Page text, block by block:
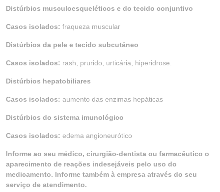
Distúrbios musculoesqueléticos e do tecido conjuntivo
Casos isolados: fraqueza muscular
Distúrbios da pele e tecido subcutâneo
Casos isolados: rash, prurido, urticária, hiperidrose.
Distúrbios hepatobiliares
Casos isolados: aumento das enzimas hepáticas
Distúrbios do sistema imunológico
Casos isolados: edema angioneurótico
Informe ao seu médico, cirurgião-dentista ou farmacêutico o
aparecimento de reações indesejáveis pelo uso do
medicamento. Informe também à empresa através do seu
serviço de atendimento.